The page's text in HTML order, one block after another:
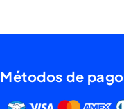
Métodos de pago